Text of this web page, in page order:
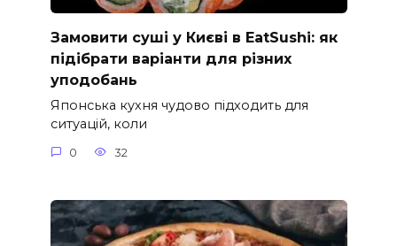
Замовити суші у Києві в EatSushi: як
підібрати варіанти для різних
уподобань
Японська кухня чудово підходить для
ситуацій, коли
0 32